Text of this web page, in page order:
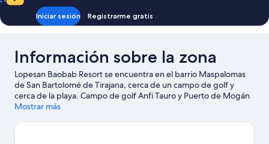
Iniciar sesión Registrarme gratis
Información sobre la zona
Lopesan Baobab Resort se encuentra en el barrio Maspalomas
de San Bartolomé de Tirajana, cerca de un campo de golf y
cerca de la playa. Campo de golf Anfi Tauro y Puerto de Mogán
son excelentes opciones para los que buscan unas vacaciones
Maspalomas y Playa de Anfi del Mar son lo que necesitas. ¿Viajas
Mostrar más